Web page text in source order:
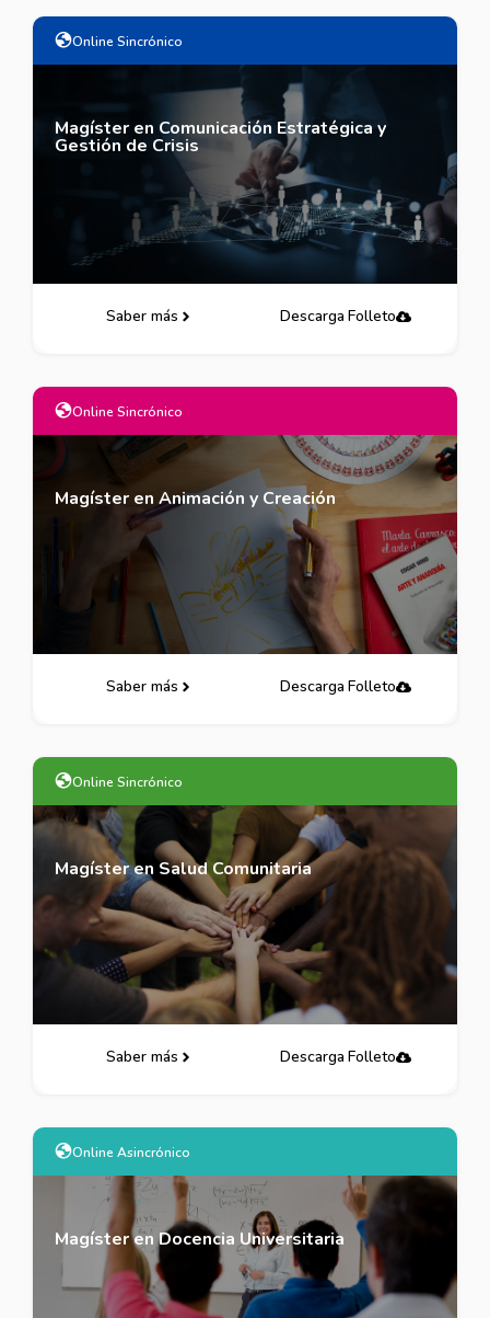
Online Sincrónico
Magíster en Comunicación Estratégica y
Gestión de Crisis
Saber más Descarga Folleto
Online Sincrónico
Magíster en Animación y Creación
Saber más Descarga Folleto
Online Sincrónico
Magíster en Salud Comunitaria
Saber más Descarga Folleto
Online Asincrónico
Magíster en Docencia Universitaria